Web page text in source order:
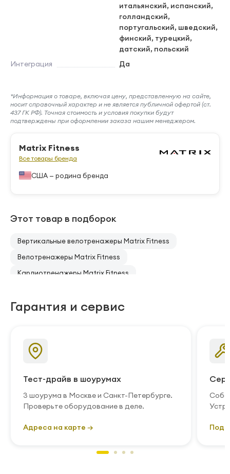
итальянский, испанский,
голландский,
португальский, шведский,
финский, турецкий,
датский, польский
Интеграция
Да
*Информация о товаре, включая цену, представленную на сайте,
носит справочный характер и не является публичной офертой (ст.
437 ГК РФ). Точная стоимость и условия покупки будут
подтверждены при оформлении заказа нашим менеджером.
Matrix Fitness
Все товары бренда
США — родина бренда
Этот товар в подборок
Вертикальные велотренажеры Matrix Fitness
Велотренажеры Matrix Fitness
Кардиотренажеры Matrix Fitness
Гарантия и сервис
Тест-драйв в шоурумах
3 шоурума в Москве и Санкт-Петербурге.
Проверьте оборудование в деле.
Адреса на карте →